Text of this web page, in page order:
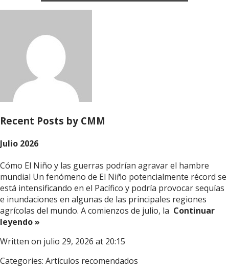
Recent Posts by CMM
Julio 2026
Cómo El Niño y las guerras podrían agravar el hambre
mundial Un fenómeno de El Niño potencialmente récord se
está intensificando en el Pacífico y podría provocar sequías
e inundaciones en algunas de las principales regiones
agrícolas del mundo. A comienzos de julio, la Continuar
leyendo »
Written on julio 29, 2026 at 20:15
Categories: Artículos recomendados